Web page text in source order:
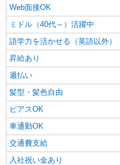
Web面接OK
ミドル（40代～）活躍中
語学力を活かせる（英語以外）
昇給あり
週払い
髪型・髪色自由
ピアスOK
車通勤OK
交通費支給
入社祝い金あり